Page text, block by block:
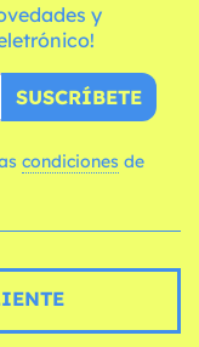
y
SUSCRÍBETE
condiciones